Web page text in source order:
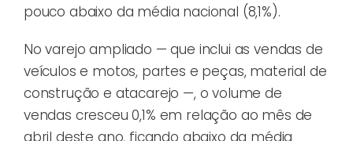
pouco abaixo da média nacional (8,1%).
No varejo ampliado — que inclui as vendas de
veículos e motos, partes e peças, material de
construção e atacarejo —, o volume de
vendas cresceu 0,1% em relação ao mês de
abril deste ano, ficando abaixo da média